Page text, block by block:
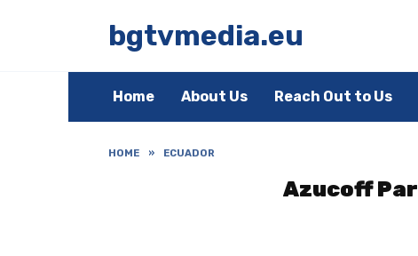
bgtvmedia.eu
Home About Us Reach Out to Us
HOME » ECUADOR
Azucoff